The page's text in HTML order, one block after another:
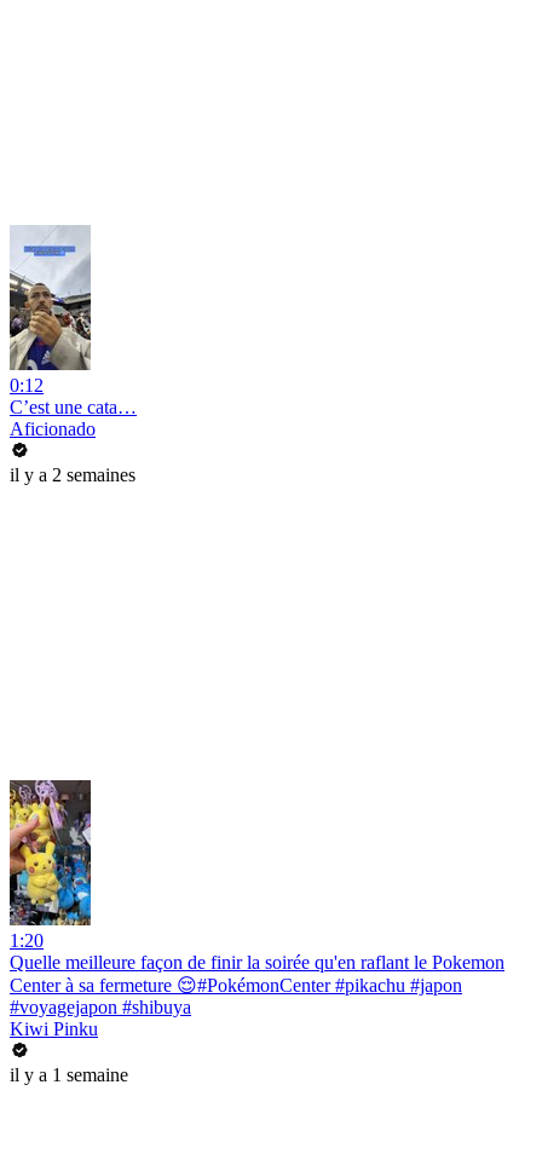
0:12
C’est une cata…
Aficionado
il y a 2 semaines
1:20
Quelle meilleure façon de finir la soirée qu'en raflant le Pokemon
Center à sa fermeture 😌#PokémonCenter #pikachu #japon
#voyagejapon #shibuya
Kiwi Pinku
il y a 1 semaine